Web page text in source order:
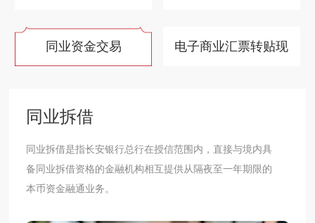
同业资金交易 电子商业汇票转贴现
同业拆借
​同业拆借是指长安银行总行在授信范围内，直接与境内具
备同业拆借资格的金融机构相互提供从隔夜至一年期限的
本币资金融通业务。